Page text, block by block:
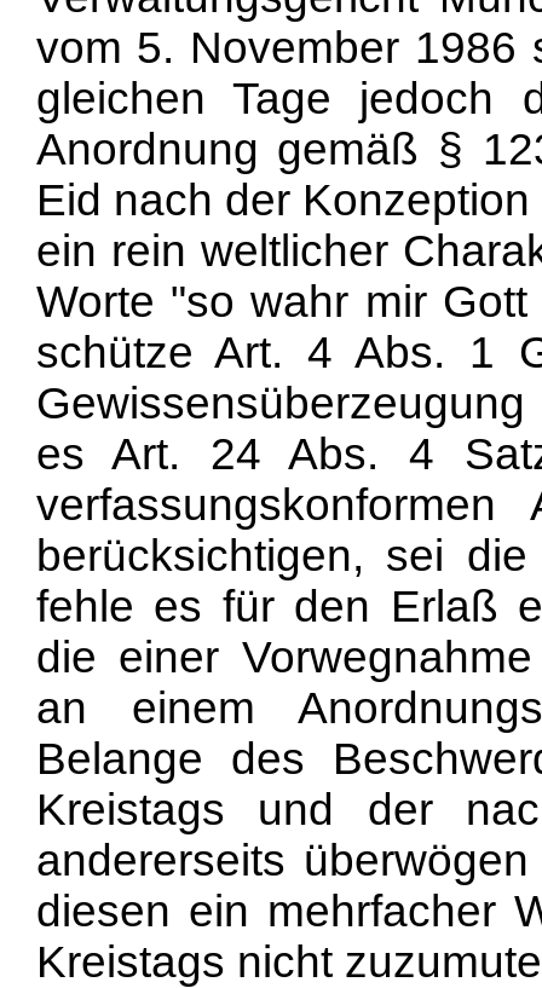
vom 5. November 1986
gleichen Tage jedoch
Anordnung gemäß §
Eid nach der
ein rein weltlicher
Worte "so wahr mir
schütze Art. 4 Abs. 1
es Art. 24 Abs. 4
berücksichtigen, sei
fehle es für den Erlaß
die einer
an einem
Belange des
Kreistags und der
andererseits
diesen ein mehrfacher
Kreistags nicht